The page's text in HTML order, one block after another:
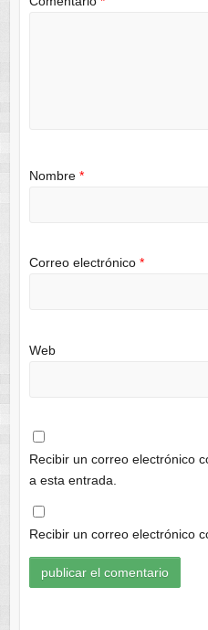
Nombre *
Correo electrónico *
Web
Recibir un correo electrónico
a esta entrada.
Recibir un correo electrónico